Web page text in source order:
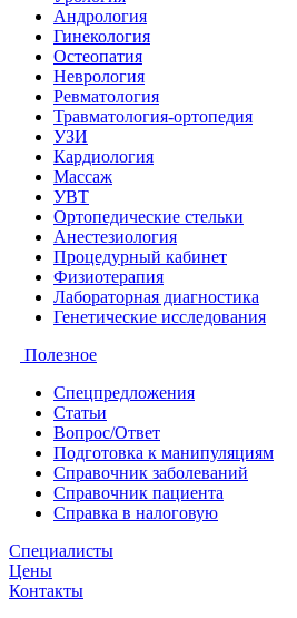
Андрология
Гинекология
Остеопатия
Неврология
Ревматология
Травматология-ортопедия
УЗИ
Кардиология
Массаж
УВТ
Ортопедические стельки
Анестезиология
Процедурный кабинет
Физиотерапия
Лабораторная диагностика
Генетические исследования
Полезное
Спецпредложения
Статьи
Вопрос/Ответ
Подготовка к манипуляциям
Справочник заболеваний
Справочник пациента
Справка в налоговую
Специалисты
Цены
Контакты